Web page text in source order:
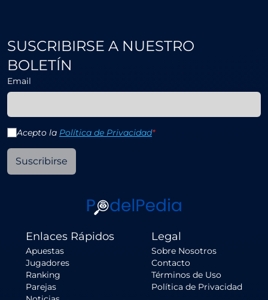
SUSCRIBIRSE A NUESTRO
BOLETÍN
Email
Acepto la Política de Privacidad*
Suscribirse
Enlaces Rápidos
Apuestas
Jugadores
Ranking
Parejas
Legal
Sobre Nosotros
Contacto
Términos de Uso
Política de Privacidad